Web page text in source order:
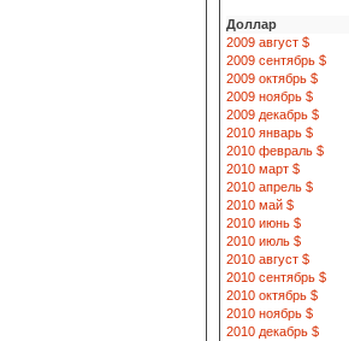
Доллар
2009 август $
2009 сентябрь $
2009 октябрь $
2009 ноябрь $
2009 декабрь $
2010 январь $
2010 февраль $
2010 март $
2010 апрель $
2010 май $
2010 июнь $
2010 июль $
2010 август $
2010 сентябрь $
2010 октябрь $
2010 ноябрь $
2010 декабрь $